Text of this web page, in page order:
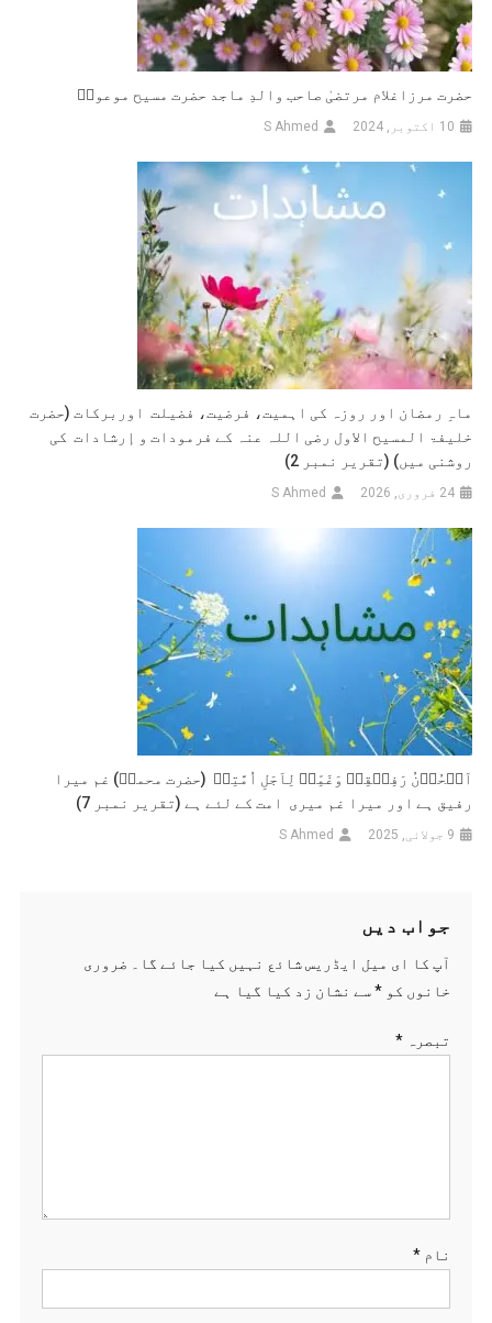
میں)
حضرت مرزاغلام مرتضیٰ صاحب والدِ ماجد حضرت مسیح موعودؑ
10 اکتوبر, 2024 S Ahmed
ماہِ رمضان اور روزہ کی اہمیت، فرضیت، فضیلت اوربرکات (حضرت
خلیفۃ المسیح الاول رضی اللہ عنہ کے فرمودات و إرشادات کی
روشنی میں) (تقریر نمبر 2)
24 فروری, 2026 S Ahmed
اَلۡحُزۡنُ رَفِیۡقِیۡ وَغَمِّیۡ لِاَجَلِ اُمَّتِیۡ (حضرت محمدؐ) غم میرا
رفیق ہے اور میرا غم میری امت کے لئے ہے (تقریر نمبر 7)
9 جولائی, 2025 S Ahmed
جواب دیں
آپ کا ای میل ایڈریس شائع نہیں کیا جائے گا۔
ضروری
خانوں کو *سے نشان زد کیا گیا ہے
تبصرہ *
نام *